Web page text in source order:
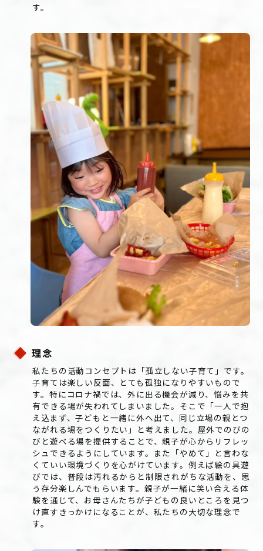
す。
理念
私たちの活動コンセプトは「孤立しない子育て」です。
子育ては楽しい反面、とても孤独になりやすいもので
す。特にコロナ禍では、外に出る機会が減り、悩みを共
有できる場が失われてしまいました。そこで「一人で抱
え込まず、子どもと一緒に外へ出て、同じ立場の親とつ
ながれる場をつくりたい」と考えました。屋外でのびの
びと遊べる場を提供することで、親子が心からリフレッ
シュできるようにしています。また「やめて」と言わな
くていい環境づくりを心がけています。例えば絵の具遊
びでは、普段は汚れるからと制限されがちな活動を、思
う存分楽しんでもらいます。親子が一緒に笑い合える体
験を通じて、お母さんたちが子どもの良いところを見つ
け直すきっかけになることが、私たちの大切な理念で
す。